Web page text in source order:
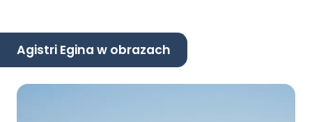
Agistri Egina w obrazach